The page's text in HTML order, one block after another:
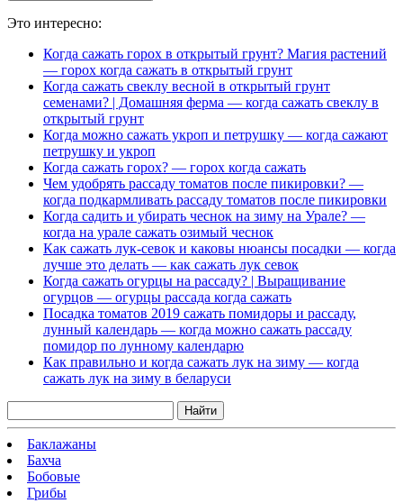
Это интересно:
Когда сажать горох в открытый грунт? Магия растений
— горох когда сажать в открытый грунт
Когда сажать свеклу весной в открытый грунт
семенами? | Домашняя ферма — когда сажать свеклу в
открытый грунт
Когда можно сажать укроп и петрушку — когда сажают
петрушку и укроп
Когда сажать горох? — горох когда сажать
Чем удобрять рассаду томатов после пикировки? —
когда подкармливать рассаду томатов после пикировки
Когда садить и убирать чеснок на зиму на Урале? —
когда на урале сажать озимый чеснок
Как сажать лук-севок и каковы нюансы посадки — когда
лучше это делать — как сажать лук севок
Когда сажать огурцы на рассаду? | Выращивание
огурцов — огурцы рассада когда сажать
Посадка томатов 2019 сажать помидоры и рассаду,
лунный календарь — когда можно сажать рассаду
помидор по лунному календарю
Как правильно и когда сажать лук на зиму — когда
сажать лук на зиму в беларуси
Найти
Баклажаны
Бахча
Бобовые
Грибы